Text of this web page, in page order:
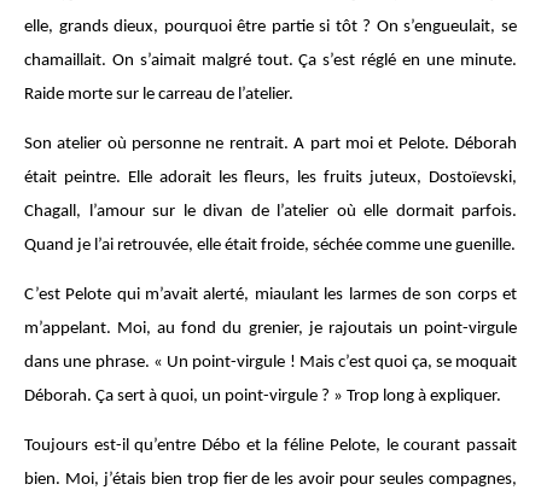
elle, grands dieux, pourquoi être partie si tôt ? On s’engueulait, se
chamaillait. On s’aimait malgré tout. Ça s’est réglé en une minute.
Raide morte sur le carreau de l’atelier.
Son atelier où personne ne rentrait. A part moi et Pelote. Déborah
était peintre. Elle adorait les fleurs, les fruits juteux, Dostoïevski,
Chagall, l’amour sur le divan de l’atelier où elle dormait parfois.
Quand je l’ai retrouvée, elle était froide, séchée comme une guenille.
C’est Pelote qui m’avait alerté, miaulant les larmes de son corps et
m’appelant. Moi, au fond du grenier, je rajoutais un point-virgule
dans une phrase. « Un point-virgule ! Mais c’est quoi ça, se moquait
Déborah. Ça sert à quoi, un point-virgule ? » Trop long à expliquer.
Toujours est-il qu’entre Débo et la féline Pelote, le courant passait
bien. Moi, j’étais bien trop fier de les avoir pour seules compagnes,